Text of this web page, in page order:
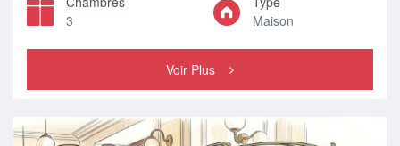
3
Maison
Voir Plus